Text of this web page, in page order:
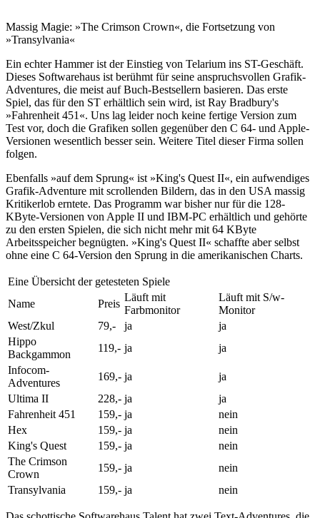
Massig Magie: »The Crimson Crown«, die Fortsetzung von
»Transylvania«
Ein echter Hammer ist der Einstieg von Telarium ins ST-Geschäft.
Dieses Softwarehaus ist berühmt für seine anspruchsvollen Grafik-
Adventures, die meist auf Buch-Bestsellern basieren. Das erste
Spiel, das für den ST erhältlich sein wird, ist Ray Bradbury's
»Fahrenheit 451«. Uns lag leider noch keine fertige Version zum
Test vor, doch die Grafiken sollen gegenüber den C 64- und Apple-
Versionen wesentlich besser sein. Weitere Titel dieser Firma sollen
folgen.
Ebenfalls »auf dem Sprung« ist »King's Quest II«, ein aufwendiges
Grafik-Adventure mit scrollenden Bildern, das in den USA massig
Kritikerlob erntete. Das Programm war bisher nur für die 128-
KByte-Versionen von Apple II und IBM-PC erhältlich und gehörte
zu den ersten Spielen, die sich nicht mehr mit 64 KByte
Arbeitsspeicher begnügten. »King's Quest II« schaffte aber selbst
ohne eine C 64-Version den Sprung in die amerikanischen Charts.
Eine Übersicht der getesteten Spiele
Name
Preis
Läuft mit
Farbmonitor
Läuft mit S/w-
Monitor
West/Zkul
79,- ja
ja
Hippo
Backgammon
119,- ja
ja
Infocom-
Adventures
169,- ja
ja
Ultima II
228,- ja
ja
Fahrenheit 451
159,- ja
nein
Hex
159,- ja
nein
King's Quest
159,- ja
nein
The Crimson
Crown
159,- ja
nein
Transylvania
159,- ja nein